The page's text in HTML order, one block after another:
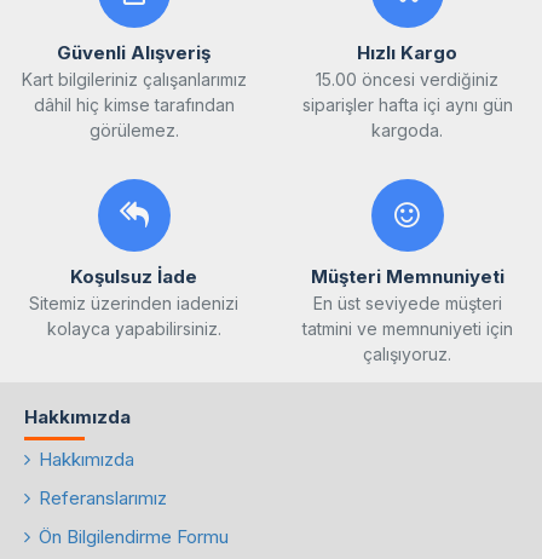
Güvenli Alışveriş
Kart bilgileriniz çalışanlarımız
dâhil hiç kimse tarafından
görülemez.
Hızlı Kargo
15.00 öncesi verdiğiniz
siparişler hafta içi aynı gün
kargoda.
Koşulsuz İade
Sitemiz üzerinden iadenizi
kolayca yapabilirsiniz.
Müşteri Memnuniyeti
En üst seviyede müşteri
tatmini ve memnuniyeti için
çalışıyoruz.
Hakkımızda
Hakkımızda
Referanslarımız
Ön Bilgilendirme Formu